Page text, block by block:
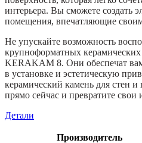
интерьера. Вы сможете создать
помещения, впечатляющие
Не упускайте возможность
крупноформатных
KERAKAM 8. Они обеспечат
в установке и эстетическую
керамический камень для стен
прямо сейчас и превратите свои
Детали
Производитель